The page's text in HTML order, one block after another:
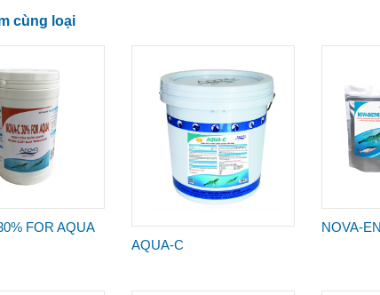
cùng loại
FOR AQUA
AQUA-C
NOVA-